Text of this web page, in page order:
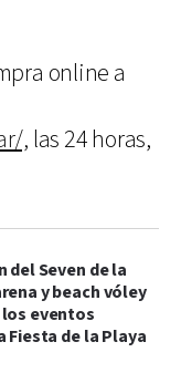
online a
, las 24 horas,
del Seven de la
y beach vóley
eventos
Fiesta de la Playa